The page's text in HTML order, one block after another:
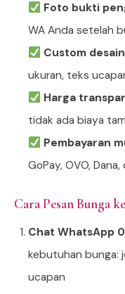
Foto bukti
WA Anda setelah
Custom
ukuran, teks
Harga
tidak ada biaya
Pembayaran
GoPay, OVO,
Cara Pesan Bunga
Chat WhatsApp
kebutuhan bunga:
ucapan